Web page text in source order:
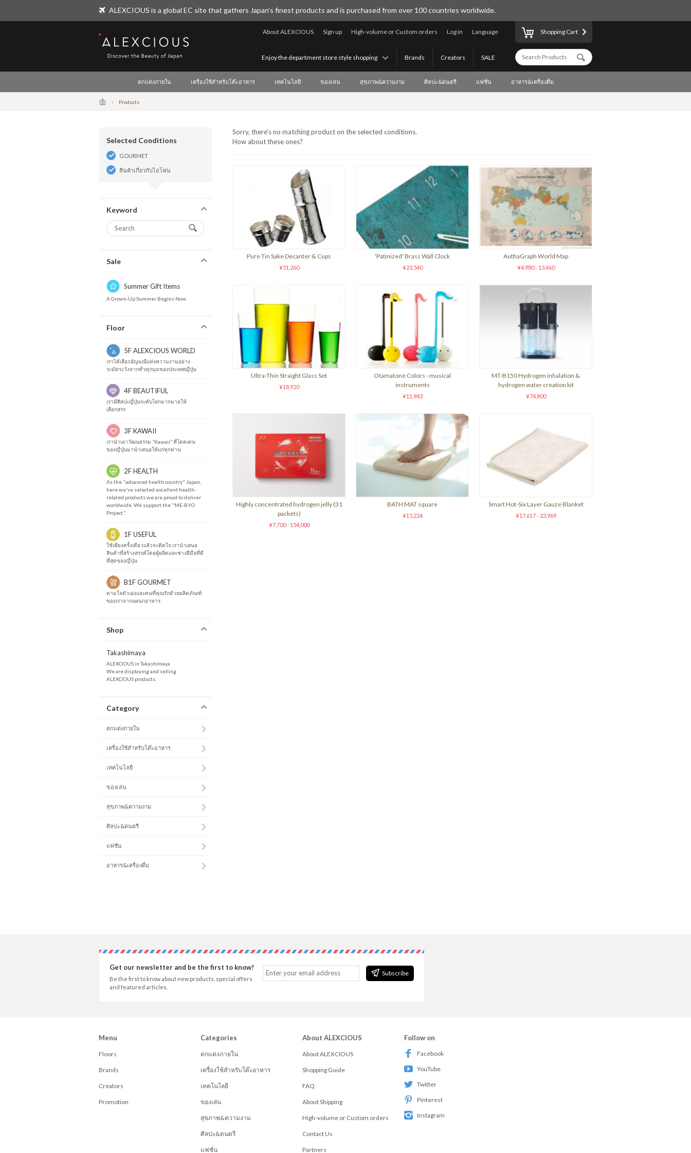
ALEXCIOUS is a global EC site that gathers Japan's finest products and is purchased from over 100 countries worldwide.
ALEXCIOUS
Language
Log in
High-volume or Custom orders
Sign up
About ALEXCIOUS
SALE
Creators
Brands
Enjoy the department store style shopping
Shopping Cart
ตกแต่งภายใน เครื่องใช้สำหรับโต๊ะอาหาร เทคโนโลยี ของเล่น สุขภาพ&ความงาม ศิลปะ&ดนตรี แฟชั่น อาหาร&เครื่องดื่ม
Products
Selected Conditions
GOURMET
สินค้าเกี่ยวกับไอโฟน
Keyword
Sale
Summer Gift Items
A Grown-Up Summer Begins Now.
Floor
5F ALEXCIOUS WORLD
เราได้เลือกอัญมณีแห่งความงามอย่าง
ระมัดระวังจากทั่วทุกมุมของประเทศญี่ปุ่น
4F BEAUTIFUL
เรามีศิลปะญี่ปุ่นระดับโลกมากมายให้
เลือกสรร
3F KAWAII
เรานำเอาวัฒนธรรม “Kawaii” ที่โดดเด่น
ของญี่ปุ่นมานำเสนอให้แก่ทุกท่าน
2F HEALTH
As the "advanced health country" Japan,
here we've selected excellent health-
related products we are proud to deliver
worldwide. We support the "ME-BYO
Project."
1F USEFUL
ใช้เพียงครั้งเดียวแล้วจะติดใจ เรานำเสนอ
สินค้าที่สร้างสรรค์โดยผู้ผลิตและช่างฝีมือที่ดี
ที่สุดของญี่ปุ่น
B1F GOURMET
ตามใจตัวเองและคนที่คุณรักด้วยผลิตภัณฑ์
ของเราจากแผนกอาหาร
Shop
Takashimaya
ALEXCIOUS in Takashimaya
We are displaying and selling
ALEXCIOUS products.
Category
ตกแต่งภายใน
เครื่องใช้สำหรับโต๊ะอาหาร
เทคโนโลยี
ของเล่น
สุขภาพ&ความงาม
ศิลปะ&ดนตรี
แฟชั่น
อาหาร&เครื่องดื่ม
Sorry, there's no matching product on the selected conditions.
How about these ones?
Pure Tin Sake Decanter & Cups
¥51,260
'Patinized' Brass Wall Clock
¥23,540
AuthaGraph World Map
¥4,980 - 13,460
Ultra-Thin Straight Glass Set
¥18,920
Otamatone Colors - musical
instruments
¥11,943
MT-B150 Hydrogen inhalation &
hydrogen water creation kit
¥74,800
Highly concentrated hydrogen jelly (31
packets)
¥7,700 - 154,000
BATH MAT square
¥15,224
Smart Hot-Six Layer Gauze Blanket
¥17,617 - 23,969
Subscribe
Get our newsletter and be the first to know!
Be the first to know about new products, special offers
and featured articles.
Menu
Floors
Brands
Creators
Promotion
Categories
ตกแต่งภายใน
เครื่องใช้สำหรับโต๊ะอาหาร
เทคโนโลยี
ของเล่น
สุขภาพ&ความงาม
ศิลปะ&ดนตรี
แฟชั่น
About ALEXCIOUS
About ALEXCIOUS
Shopping Guide
FAQ
About Shipping
High-volume or Custom orders
Contact Us
Partners
Follow on
Facebook
YouTube
Twitter
Pinterest
Instagram